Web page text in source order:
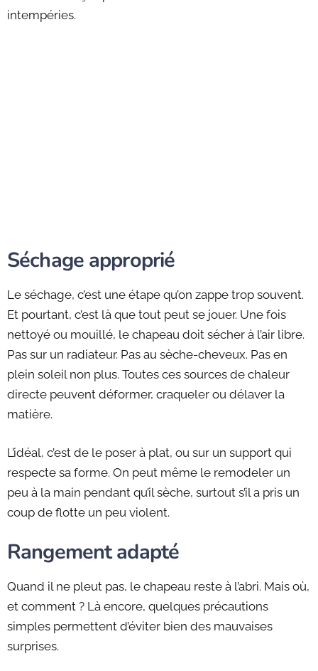
intempéries.
Séchage approprié
Le séchage, c’est une étape qu’on zappe trop souvent.
Et pourtant, c’est là que tout peut se jouer. Une fois
nettoyé ou mouillé, le chapeau doit sécher à l’air libre.
Pas sur un radiateur. Pas au sèche-cheveux. Pas en
plein soleil non plus. Toutes ces sources de chaleur
directe peuvent déformer, craqueler ou délaver la
matière.
L’idéal, c’est de le poser à plat, ou sur un support qui
respecte sa forme. On peut même le remodeler un
peu à la main pendant qu’il sèche, surtout s’il a pris un
coup de flotte un peu violent.
Rangement adapté
Quand il ne pleut pas, le chapeau reste à l’abri. Mais où,
et comment ? Là encore, quelques précautions
simples permettent d’éviter bien des mauvaises
surprises.